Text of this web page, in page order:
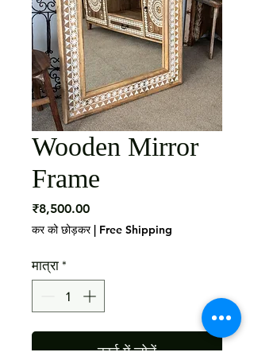
Wooden Mirror
Frame
₹8,500.00मूल्य
कर को छोड़कर| Free Shipping
मात्रा *
कार्ट में जोड़ें